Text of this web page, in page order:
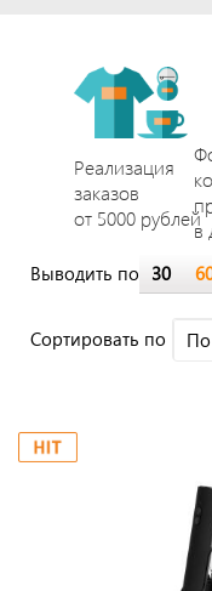
Реализация
заказов
от 5000 рублейв
Выводить по 30
Cортировать по